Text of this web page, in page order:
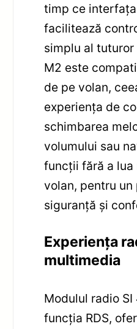
timp ce
facilitează
simplu al tuturor
M2 este
de pe volan,
experiența de
schimbarea
volumului sau
funcții fără a lua
volan, pentru un
siguranță și
Experiența
multimedia
Modulul radio
funcția RDS,